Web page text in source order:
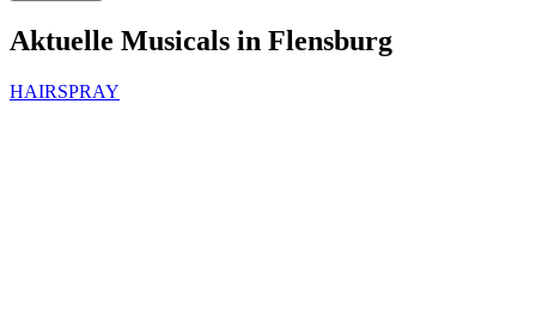
Aktuelle Musicals in Flensburg
HAIRSPRAY